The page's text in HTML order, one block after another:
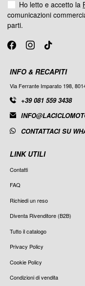
INFO & RECAPITI
Via Ferrante Imparato 198,
+39 081 559 3438
CONTATTACI SU
LINK UTILI
Contatti
FAQ
Richiedi un reso
Diventa Rivenditore (B2B)
Tutto il catalogo
Privacy Policy
Cookie Policy
Condizioni di vendita
Ho letto e accetto la
comunicazioni
parti.